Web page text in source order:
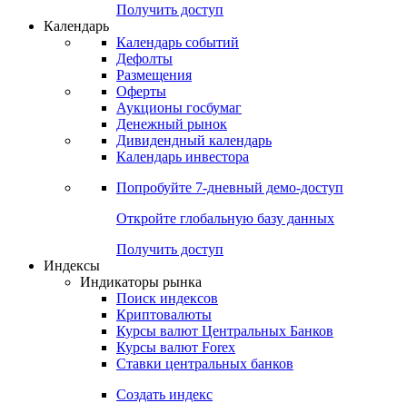
Получить доступ
Календарь
Календарь событий
Дефолты
Размещения
Оферты
Аукционы госбумаг
Денежный рынок
Дивидендный календарь
Календарь инвестора
Попробуйте 7-дневный демо-доступ
Откройте глобальную базу данных
Получить доступ
Индексы
Индикаторы рынка
Поиск индексов
Криптовалюты
Курсы валют Центральных Банков
Курсы валют Forex
Ставки центральных банков
Создать индекс